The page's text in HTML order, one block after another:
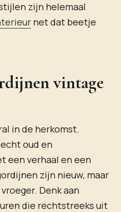
zijn helemaal
net dat beetje
vintage
in de herkomst.
oud en
een verhaal en een
zijn nieuw, maar
Denk aan
die rechtstreeks uit